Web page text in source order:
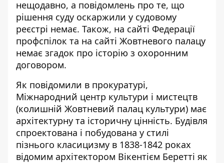
нещодавно, а повідомлень про те, що
рішення суду оскаржили у судовому
реєстрі немає. Також, на сайті Федерації
профспілок та на сайті Жовтневого палацу
немає згадок про історію з охоронним
договором.
Як повідомили в прокуратурі,
Міжнародний центр культури і мистецтв
(колишній Жовтневий палац культури) має
архітектурну та історичну цінність. Будівля
спроектована і побудована у стилі
пізнього класицизму в 1838-1842 роках
відомим архітектором Вікентієм Беретті як